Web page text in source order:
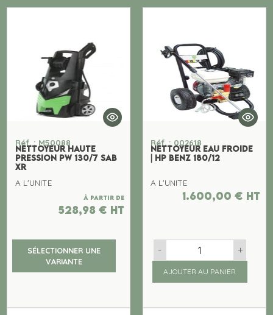
Réf. : M50088
NETTOYEUR HAUTE
PRESSION PW 130/7 SAB
XR
A L'UNITE
À partir de
528,98 € ht
SÉLECTIONNER UNE
VARIANTE
Réf. : 002618
NETTOYEUR EAU FROIDE
| HP BENZ 180/12
A L'UNITE
1.600,00 € ht
- +
AJOUTER AU PANIER